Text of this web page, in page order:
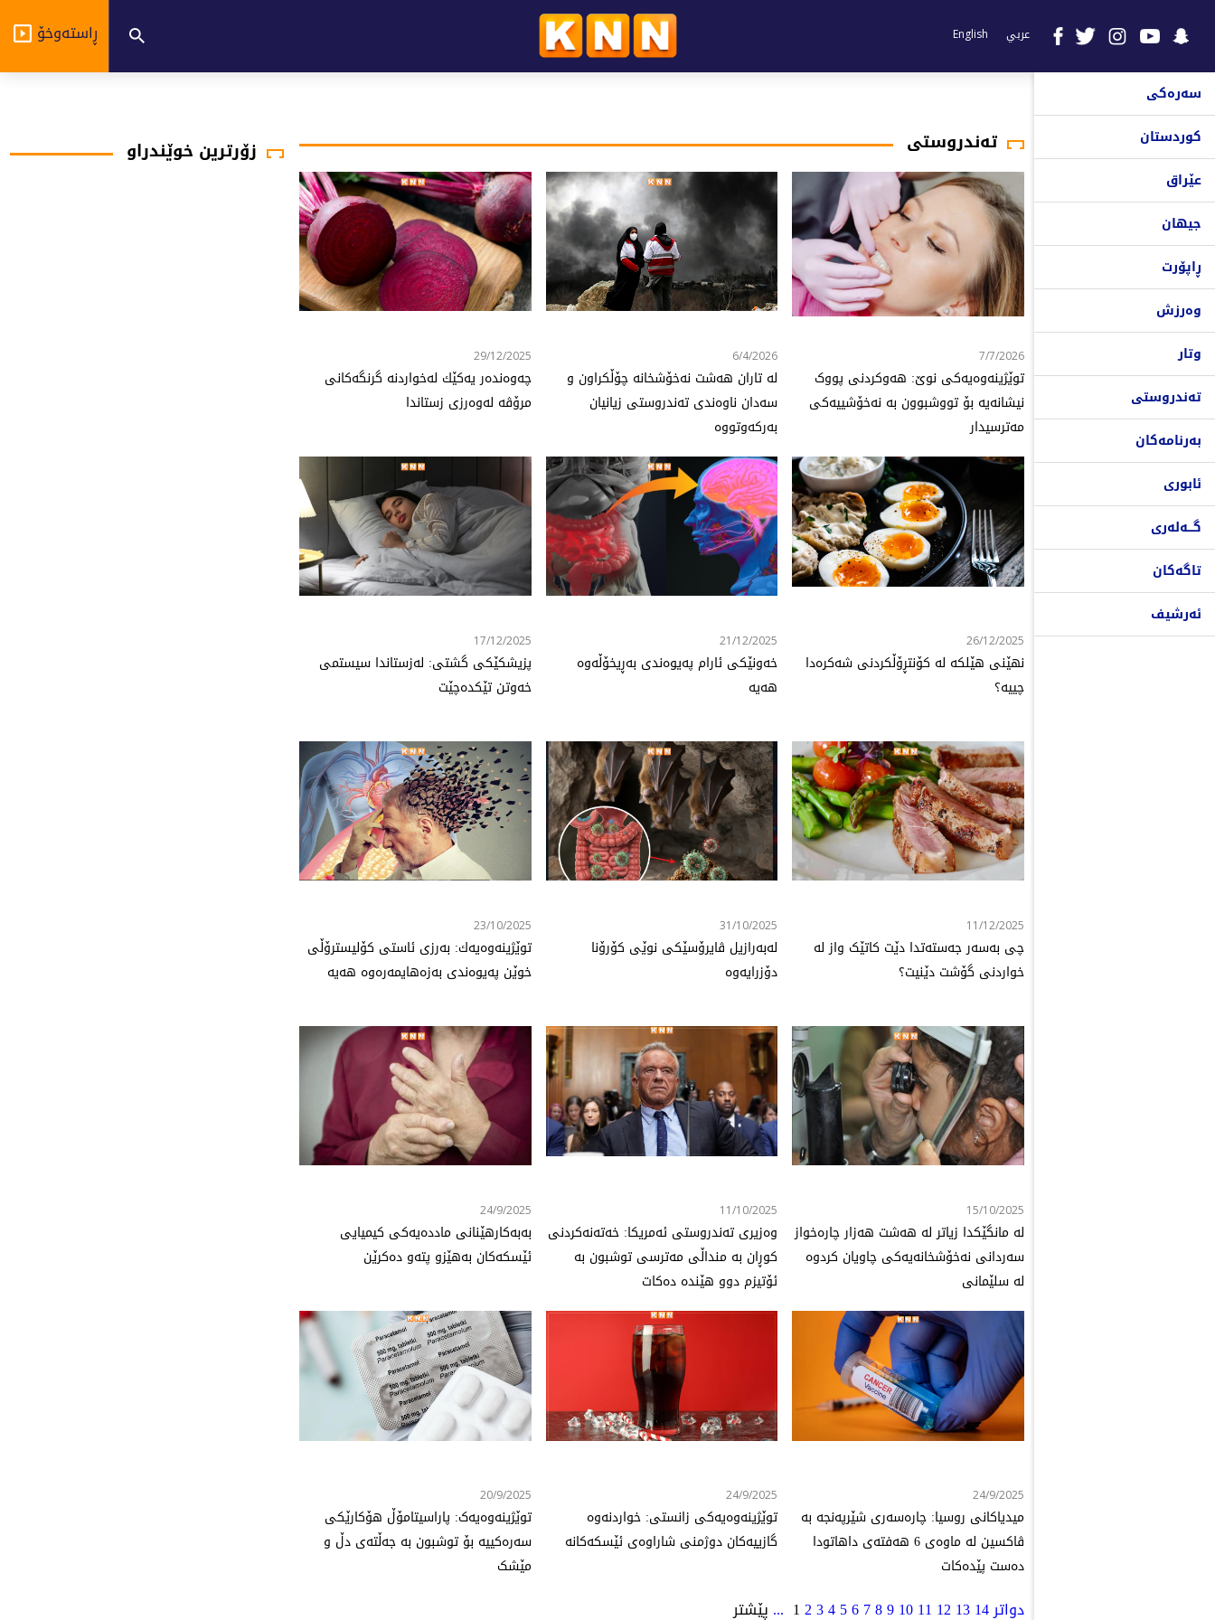
عربي English ڕاستەوخۆ
سەرەکی
کوردستان
عێراق
جیهان
ڕاپۆرت
وەرزش
وتار
تەندروستی
بەرنامەکان
ئابوری
گـــەلەری
تاگەکان
ئەرشیف
تەندروستی
7/7/2026
توێژینەوەیەکی نوێ: هەوکردنی پووک
نیشانەیە بۆ تووشبوون بە نەخۆشییەکی
مەترسیدار
6/4/2026
لە تاران هەشت نەخۆشخانە چۆڵکراون و
سەدان ناوەندی تەندروستی زیانیان
بەرکەوتووە
29/12/2025
چه‌وه‌نده‌ر یه‌كێك له‌خواردنه‌ گرنگه‌كانی
مرۆڤه‌ له‌وه‌رزی زستاندا
26/12/2025
نهێنی هێلکە لە کۆنتڕۆڵکردنی شەکرەدا
چییە؟
21/12/2025
خه‌ونێكی ئارام په‌یوه‌ندی به‌ڕیخۆڵه‌وه‌
هه‌یه‌
17/12/2025
پزیشكێكی گشتی: له‌زستاندا سیستمی
خه‌وتن تێكده‌چێت
11/12/2025
چی بەسەر جەستەتدا دێت کاتێک واز لە
خواردنی گۆشت دێنیت؟
31/10/2025
له‌به‌رازیل ڤایرۆسێكی نوێی كۆرۆنا
دۆزرایه‌وه‌
23/10/2025
توێژینه‌وه‌یه‌ك: به‌رزی ئاستی کۆلیسترۆڵی
خوێن په‌یوه‌ندی به‌زه‌هایمه‌ره‌وه‌ هه‌یه‌
15/10/2025
لە مانگێکدا زیاتر لە هەشت هەزار چارەخواز
سەردانی نەخۆشخانەیەکی چاویان کردوە
لە سلێمانی
11/10/2025
وەزیری تەندروستی ئەمریکا: خەتەنەکردنی
کوڕان بە منداڵی مەترسی توشبون بە
ئۆتیزم دوو هێندە دەکات
24/9/2025
بەبەكارهێنانی ماددەیەكی كیمیایی
ئێسكەكان بەهێزو پتەو دەكرێن
24/9/2025
میدیاکانی روسیا: چارەسەری شێرپەنجە بە
ڤاکسین لە ماوەی 6 هەفتەی داهاتودا
دەست پێدەکات
24/9/2025
توێژینەوەیەکی زانستی: خواردنەوە
گازییەکان دوژمنی شاراوەی ئێسکەکانە
20/9/2025
توێژینەوەیەک: پاراسیتامۆڵ هۆکارێکی
سەرەکییە بۆ توشبون بە جەڵتەی دڵ و
مێشک
دواتر 1234 56 789 10 11 12 13 14
... پێشتر
زۆرترین خوێندراو